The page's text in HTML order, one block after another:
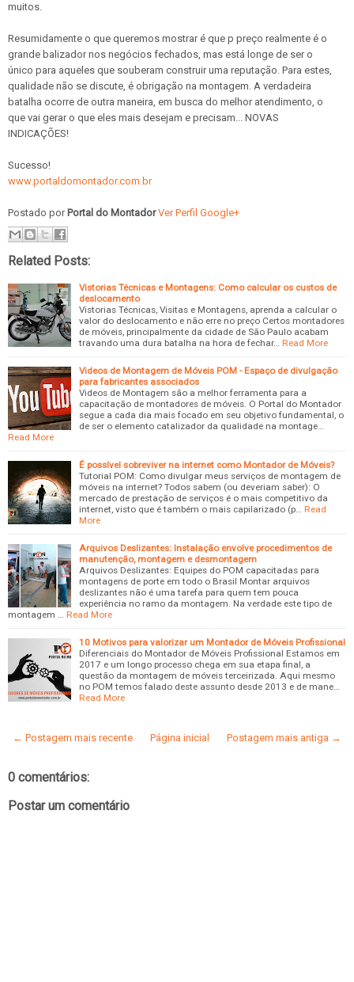
muitos.
Resumidamente o que queremos mostrar é que p preço realmente é o
grande balizador nos negócios fechados, mas está longe de ser o
único para aqueles que souberam construir uma reputação. Para estes,
qualidade não se discute, é obrigação na montagem. A verdadeira
batalha ocorre de outra maneira, em busca do melhor atendimento, o
que vai gerar o que eles mais desejam e precisam... NOVAS
INDICAÇÕES!
Sucesso!
www.portaldomontador.com.br
Postado por Portal do Montador Ver Perfil Google+
Related Posts:
Vistorias Técnicas e Montagens: Como calcular os custos de
deslocamento
Vistorias Técnicas, Visitas e Montagens, aprenda a calcular o
valor do deslocamento e não erre no preço Certos montadores
de móveis, principalmente da cidade de São Paulo acabam
travando uma dura batalha na hora de fechar…
Read More
Videos de Montagem de Móveis POM - Espaço de divulgação
para fabricantes associados
Videos de Montagem são a melhor ferramenta para a
capacitação de montadores de móveis. O Portal do Montador
segue a cada dia mais focado em seu objetivo fundamental, o
de ser o elemento catalizador da qualidade na montage…
Read More
É possível sobreviver na internet como Montador de Móveis?
Tutorial POM: Como divulgar meus serviços de montagem de
móveis na internet? Todos sabem (ou deveriam saber): O
mercado de prestação de serviços é o mais competitivo da
internet, visto que é também o mais capilarizado (p…
Read
More
Arquivos Deslizantes: Instalação envolve procedimentos de
manutenção, montagem e desmontagem
Arquivos Deslizantes: Equipes do POM capacitadas para
montagens de porte em todo o Brasil Montar arquivos
deslizantes não é uma tarefa para quem tem pouca
experiência no ramo da montagem. Na verdade este tipo de
montagem …
Read More
10 Motivos para valorizar um Montador de Móveis Profissional
Diferenciais do Montador de Móveis Profissional Estamos em
2017 e um longo processo chega em sua etapa final, a
questão da montagem de móveis terceirizada. Aqui mesmo
no POM temos falado deste assunto desde 2013 e de mane…
Read More
← Postagem mais recente Postagem mais antiga →
Página inicial
0 comentários:
Postar um comentário